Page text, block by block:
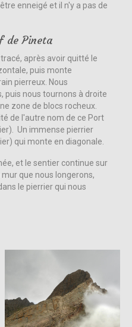
enneigé et il n'y a pas de
de Pineta
après avoir quitté le
puis monte
pierreux. Nous
puis nous tournons à droite
zone de blocs rocheux.
de l'autre nom de ce Port
Un immense pierrier
qui monte en diagonale.
et le sentier continue sur
que nous longerons,
le pierrier qui nous